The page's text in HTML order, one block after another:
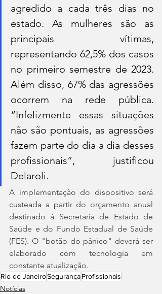
agredido a cada três dias no
estado. As mulheres são as
principais vítimas,
representando 62,5% dos casos
no primeiro semestre de 2023.
Além disso, 67% das agressões
ocorrem na rede pública.
“Infelizmente essas situações
não são pontuais, as agressões
fazem parte do dia a dia desses
profissionais”, justificou
Delaroli.
A implementação do dispositivo será
custeada a partir do orçamento anual
destinado à Secretaria de Estado de
Saúde e do Fundo Estadual de Saúde
(FES). O "botão do pânico" deverá ser
elaborado com tecnologia em
constante atualização.
Rio de JaneiroSegurançaProfissionais
Notícias